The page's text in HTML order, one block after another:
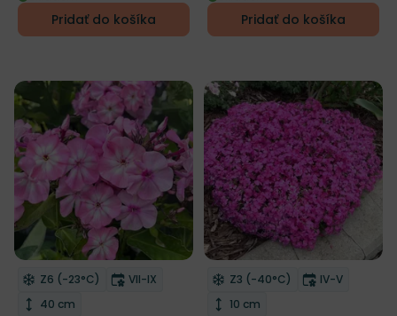
Pridať do košíka Pridať do košíka
Odober do zoznamu želaní
Mrazuvzdornosť
Z6 (-23°C) Doba kvitnutia
VII-IX
Výška rastliny
40 cm
Odober do zoznamu želaní
Mrazuvzdornosť
Z3 (-40°C) Doba
IV-V
Výška rastliny
10 cm